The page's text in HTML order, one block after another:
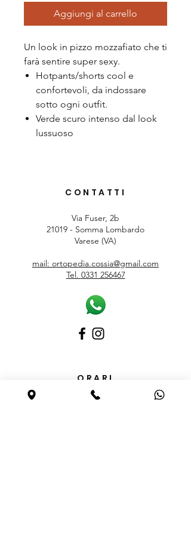
Aggiungi al carrello
Un look in pizzo mozzafiato che ti
farà sentire super sexy.
Hotpants/shorts cool e
confortevoli, da indossare
sotto ogni outfit.
Verde scuro intenso dal look
lussuoso
CONTATTI
Via Fuser, 2b
21019 - Somma Lombardo
Varese (VA)
mail: ortopedia.cossia@gmail.com
Tel. 0331 256467
ORARI
Lunedì